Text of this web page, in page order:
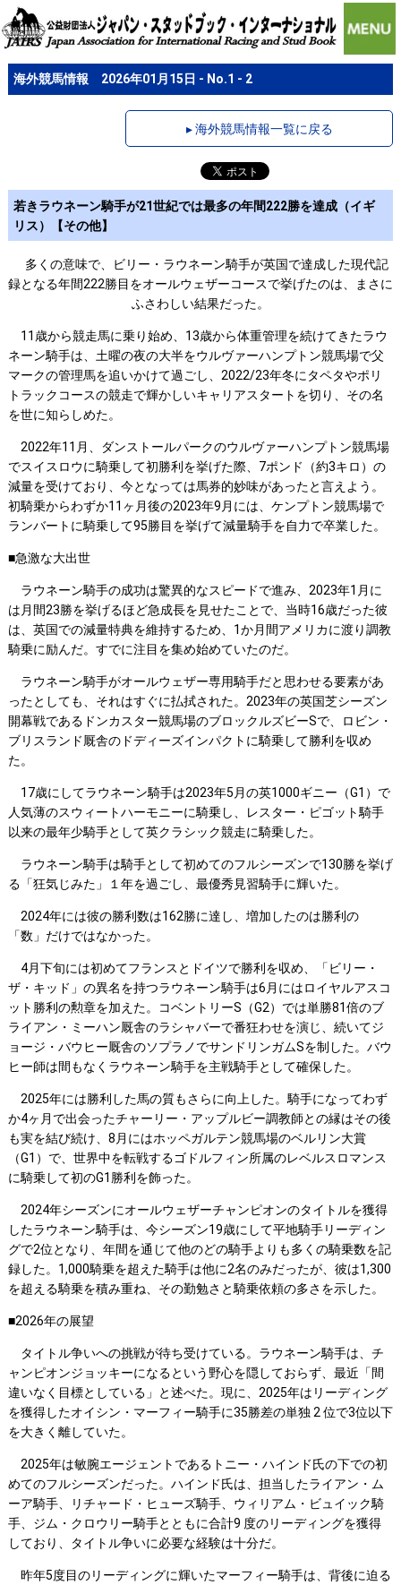
海外競馬情報 2026年01月15日 - No.1 - 2
▸ 海外競馬情報一覧に戻る
若きラウネーン騎手が21世紀では最多の年間222勝を達成（イギ
リス）【その他】
多くの意味で、ビリー・ラウネーン騎手が英国で達成した現代記
録となる年間222勝目をオールウェザーコースで挙げたのは、まさに
ふさわしい結果だった。
11歳から競走馬に乗り始め、13歳から体重管理を続けてきたラウ
ネーン騎手は、土曜の夜の大半をウルヴァーハンプトン競馬場で父
マークの管理馬を追いかけて過ごし、2022/23年冬にタペタやポリ
トラックコースの競走で輝かしいキャリアスタートを切り、その名
を世に知らしめた。
2022年11月、ダンストールパークのウルヴァーハンプトン競馬場
でスイスロウに騎乗して初勝利を挙げた際、7ポンド（約3キロ）の
減量を受けており、今となっては馬券的妙味があったと言えよう。
初騎乗からわずか11ヶ月後の2023年9月には、ケンプトン競馬場で
ランバートに騎乗して95勝目を挙げて減量騎手を自力で卒業した。
■急激な大出世
ラウネーン騎手の成功は驚異的なスピードで進み、2023年1月に
は月間23勝を挙げるほど急成長を見せたことで、当時16歳だった彼
は、英国での減量特典を維持するため、1か月間アメリカに渡り調教
騎乗に励んだ。すでに注目を集め始めていたのだ。
ラウネーン騎手がオールウェザー専用騎手だと思わせる要素があ
ったとしても、それはすぐに払拭された。2023年の英国芝シーズン
開幕戦であるドンカスター競馬場のブロックルズビーSで、ロビン・
ブリスランド厩舎のドディーズインパクトに騎乗して勝利を収め
た。
17歳にしてラウネーン騎手は2023年5月の英1000ギニー（G1）で
人気薄のスウィートハーモニーに騎乗し、レスター・ピゴット騎手
以来の最年少騎手として英クラシック競走に騎乗した。
ラウネーン騎手は騎手として初めてのフルシーズンで130勝を挙げ
る「狂気じみた」１年を過ごし、最優秀見習騎手に輝いた。
2024年には彼の勝利数は162勝に達し、増加したのは勝利の
「数」だけではなかった。
4月下旬には初めてフランスとドイツで勝利を収め、「ビリー・
ザ・キッド」の異名を持つラウネーン騎手は6月にはロイヤルアスコ
ット勝利の勲章を加えた。コベントリーS（G2）では単勝81倍のブ
ライアン・ミーハン厩舎のラシャバーで番狂わせを演じ、続いてジ
ョージ・バウヒー厩舎のソプラノでサンドリンガムSを制した。バウ
ヒー師は間もなくラウネーン騎手を主戦騎手として確保した。
2025年には勝利した馬の質もさらに向上した。騎手になってわず
か4ヶ月で出会ったチャーリー・アップルビー調教師との縁はその後
も実を結び続け、8月にはホッペガルテン競馬場のベルリン大賞
（G1）で、世界中を転戦するゴドルフィン所属のレベルスロマンス
に騎乗して初のG1勝利を飾った。
2024年シーズンにオールウェザーチャンピオンのタイトルを獲得
したラウネーン騎手は、今シーズン19歳にして平地騎手リーディン
グで2位となり、年間を通じて他のどの騎手よりも多くの騎乗数を記
録した。1,000騎乗を超えた騎手は他に2名のみだったが、彼は1,300
を超える騎乗を積み重ね、その勤勉さと騎乗依頼の多さを示した。
■2026年の展望
タイトル争いへの挑戦が待ち受けている。ラウネーン騎手は、チ
ャンピオンジョッキーになるという野心を隠しておらず、最近「間
違いなく目標としている」と述べた。現に、2025年はリーディング
を獲得したオイシン・マーフィー騎手に35勝差の単独 2 位で3位以下
を大きく離していた。
2025年は敏腕エージェントであるトニー・ハインド氏の下での初
めてのフルシーズンだった。ハインド氏は、担当したライアン・ム
ーア騎手、リチャード・ヒューズ騎手、ウィリアム・ビュイック騎
手、ジム・クロウリー騎手とともに合計9 度のリーディングを獲得
しており、タイトル争いに必要な経験は十分だ。
昨年5度目のリーディングに輝いたマーフィー騎手は、背後に迫る